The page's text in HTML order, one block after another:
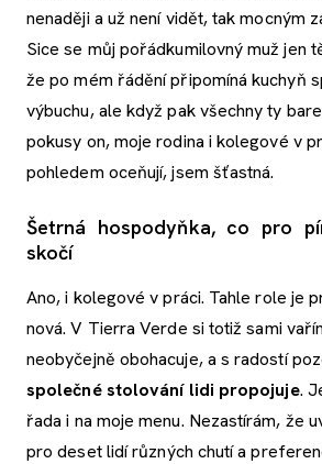
nenaději a už není vidět, tak mocným
Sice se můj pořádkumilovný muž jen
že po mém řádění připomíná kuchyň
výbuchu, ale když pak všechny ty
pokusy on, moje rodina i kolegové v
pohledem oceňují, jsem šťastná.
Šetrná hospodyňka, co pro
skočí
Ano, i kolegové v práci. Tahle role je
nová. V Tierra Verde si totiž sami
neobyčejně obohacuje, a s radostí
společné stolování lidi propojuje.
řada i na moje menu. Nezastírám, že
pro deset lidí různých chutí a